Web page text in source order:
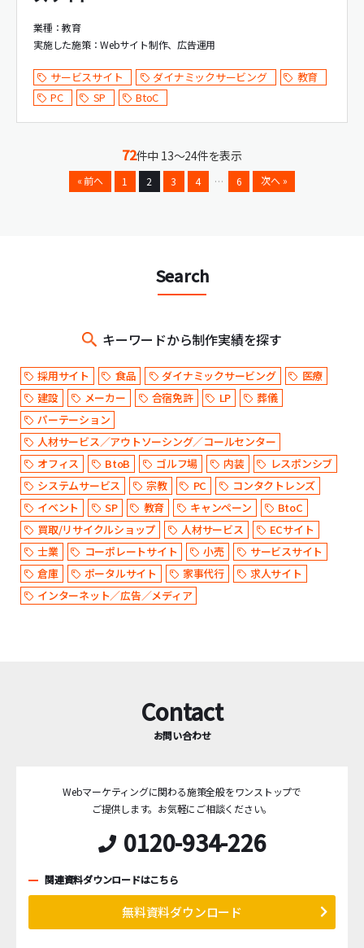
業種：教育
実施した施策：Webサイト制作 広告運用
サービスサイト ダイナミックサービング
教育
PC
SP BtoC
72件中 13～24件を表示
« 前へ 1 2 3 4 … 6 次へ »
Search
キーワードから制作実績を探す
採用サイト 食品 ダイナミックサービング
医療
建設
メーカー 合宿免許 LP
葬儀
パーテーション
人材サービス／アウトソーシング／コールセンター
オフィス
BtoB ゴルフ場 内装
レスポンシブ
システムサービス
宗教 PC
コンタクトレンズ
イベント
SP 教育 キャンペーン
BtoC
買取/リサイクルショップ
人材サービス
ECサイト
士業
コーポレートサイト 小売
サービスサイト
倉庫
ポータルサイト 家事代行
求人サイト
インターネット／広告／メディア
Contact
お問い合わせ
Webマーケティングに関わる施策全般をワンストップで
ご提供します。 お気軽にご相談ください。
0120-934-226
関連資料ダウンロードはこちら
無料資料ダウンロード